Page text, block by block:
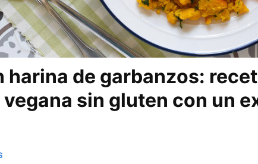
harina de garbanzos:
sin gluten con un